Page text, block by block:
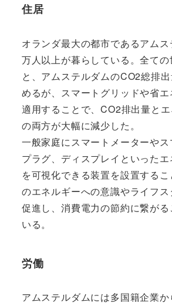
住居
オランダ最大の都市であるアム
万人以上が暮らしている。全て
と、アムステルダムのCO2総排
めるが、スマートグリッドや省
適用することで、CO2排出量と
の両方が大幅に減少した。
一般家庭にスマートメーターや
プラグ、ディスプレイといった
を可視化できる装置を設置する
のエネルギーへの意識やライフ
促進し、消費電力の節約に繋が
いる。
労働
アムステルダムには多国籍企業か